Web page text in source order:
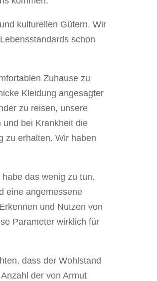
kulturellen Gütern. Wir
schon
Zuhause zu
Kleidung angesagter
zu reisen, unsere
und bei Krankheit die
zu erhalten. Wir haben
das wenig zu tun.
eine angemessene
und Nutzen von
Parameter wirklich für
dass der Wohlstand
der von Armut